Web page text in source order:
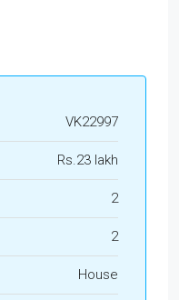
VK22997
Rs.23 lakh
2
2
House